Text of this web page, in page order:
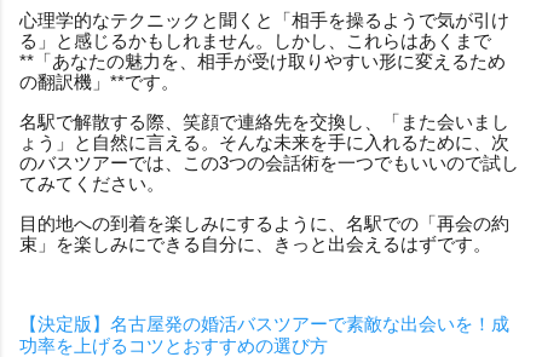
心理学的なテクニックと聞くと「相手を操るようで気が引け
る」と感じるかもしれません。しかし、これらはあくまで
**「あなたの魅力を、相手が受け取りやすい形に変えるため
の翻訳機」**です。
名駅で解散する際、笑顔で連絡先を交換し、「また会いまし
ょう」と自然に言える。そんな未来を手に入れるために、次
のバスツアーでは、この3つの会話術を一つでもいいので試し
てみてください。
目的地への到着を楽しみにするように、名駅での「再会の約
束」を楽しみにできる自分に、きっと出会えるはずです。
【決定版】名古屋発の婚活バスツアーで素敵な出会いを！成
功率を上げるコツとおすすめの選び方